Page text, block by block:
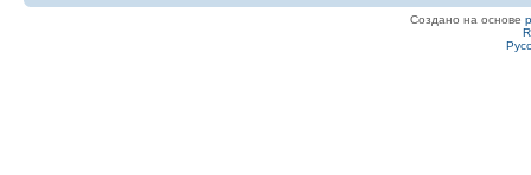
Создано на основе